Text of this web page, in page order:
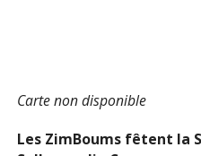
Carte non disponible
Les ZimBoums fêtent la